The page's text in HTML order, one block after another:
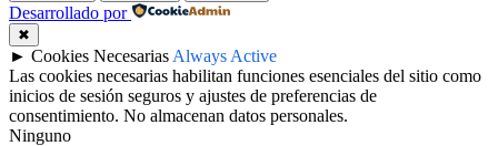
Desarrollado por
✖
► Cookies Necesarias Always Active
Las cookies necesarias habilitan funciones esenciales del sitio como
inicios de sesión seguros y ajustes de preferencias de
consentimiento. No almacenan datos personales.
Ninguno